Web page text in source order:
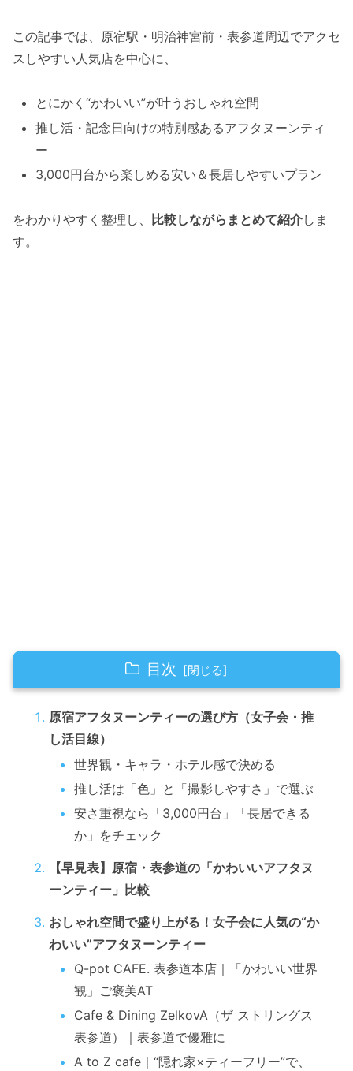
この記事では、原宿駅・明治神宮前・表参道周辺でアクセ
スしやすい人気店を中心に、
とにかく“かわいい”が叶うおしゃれ空間
推し活・記念日向けの特別感あるアフタヌーンティ
ー
3,000円台から楽しめる安い＆長居しやすいプラン
をわかりやすく整理し、 比較しながらまとめて紹介しま
す。
目次
原宿アフタヌーンティーの選び方（女子会・推
し活目線）
世界観・キャラ・ホテル感で決める
推し活は「色」と「撮影しやすさ」で選ぶ
安さ重視なら「3,000円台」「長居できる
か」をチェック
【早見表】原宿・表参道の「かわいいアフタヌ
ーンティー」比較
おしゃれ空間で盛り上がる！女子会に人気の“か
わいい”アフタヌーンティー
Q-pot CAFE. 表参道本店｜「かわいい世界
観」ご褒美AT
Cafe & Dining ZelkovA（ザ ストリングス
表参道）｜表参道で優雅に
A to Z cafe｜“隠れ家×ティーフリー”で、